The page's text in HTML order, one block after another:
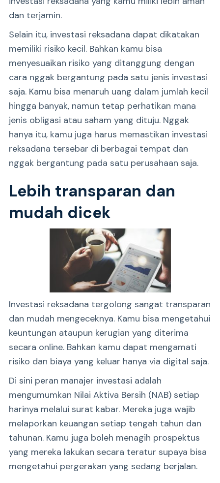
dan terjamin.
Selain itu, investasi reksadana dapat dikatakan
memiliki risiko kecil. Bahkan kamu bisa
menyesuaikan risiko yang ditanggung dengan
cara nggak bergantung pada satu jenis investasi
saja. Kamu bisa menaruh uang dalam jumlah kecil
hingga banyak, namun tetap perhatikan mana
jenis obligasi atau saham yang dituju. Nggak
hanya itu, kamu juga harus memastikan investasi
reksadana tersebar di berbagai tempat dan
nggak bergantung pada satu perusahaan saja.
Lebih transparan dan
mudah dicek
Investasi reksadana tergolong sangat transparan
dan mudah mengeceknya. Kamu bisa mengetahui
keuntungan ataupun kerugian yang diterima
secara online. Bahkan kamu dapat mengamati
risiko dan biaya yang keluar hanya via digital saja.
Di sini peran manajer investasi adalah
mengumumkan Nilai Aktiva Bersih (NAB) setiap
harinya melalui surat kabar. Mereka juga wajib
melaporkan keuangan setiap tengah tahun dan
tahunan. Kamu juga boleh menagih prospektus
yang mereka lakukan secara teratur supaya bisa
mengetahui pergerakan yang sedang berjalan.